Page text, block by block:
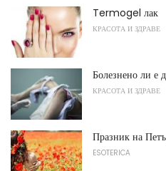
Termogel лак
КРАСОТА И ЗДРАВЕ
Болезнено ли е
КРАСОТА И ЗДРАВЕ
Празник на
ESOTERICA